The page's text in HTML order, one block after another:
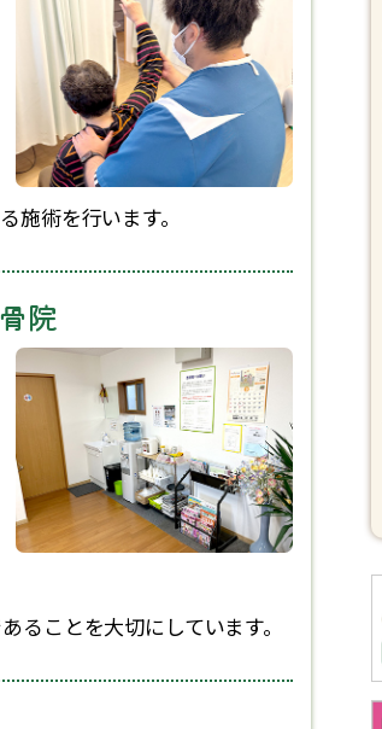
施術を行います。
院
ることを大切にしています。